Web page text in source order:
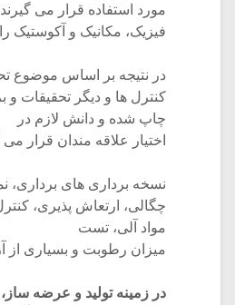
مورد استفاده قرار می
فیزیک، مکانیک و آکوستیک
در نتیجه بر اساس موضوع
کنترل ها و دیگر تحقیقات
چاپ شده و دانش لازم در
اختیار علاقه مندان قرار می
نسخه برداری های
چگالی، ارتعاش پذیری،
مواد آلی، تست
میزان رطوبت و بسیاری از
در زمینه تولید و عرضه